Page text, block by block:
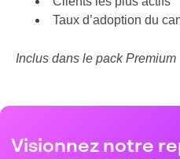
Taux d’adoption du
Inclus dans le pack Premium
Visionnez notre